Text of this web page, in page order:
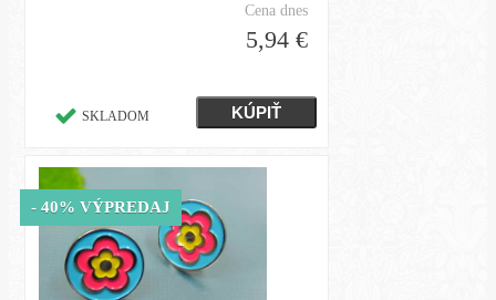
Cena dnes
5,94 €
SKLADOM
- 40% VÝPREDAJ